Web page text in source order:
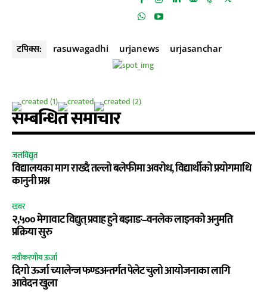
टपिक्स: rasuwagadhi urjanews urjasanchar
सम्बन्धित समाचार
जलविद्युत
विद्यालयका माग राख्दै तल्लो बलेफीमा अवरोध, विद्यार्थीको प्रयोगमाथि
कानुनी प्रश्न
खबर
२,५०० मेगावाट विद्युत् प्रवाह हुने बझाङ–वनलेक लाइनको अनुमति
प्रक्रिया सुरु
नवीकरणीय ऊर्जा
दिगो ऊर्जा च्यालेन्ज फण्डअन्तर्गत पेलेट चुलो आयोजनाका लागि
आवेदन खुला